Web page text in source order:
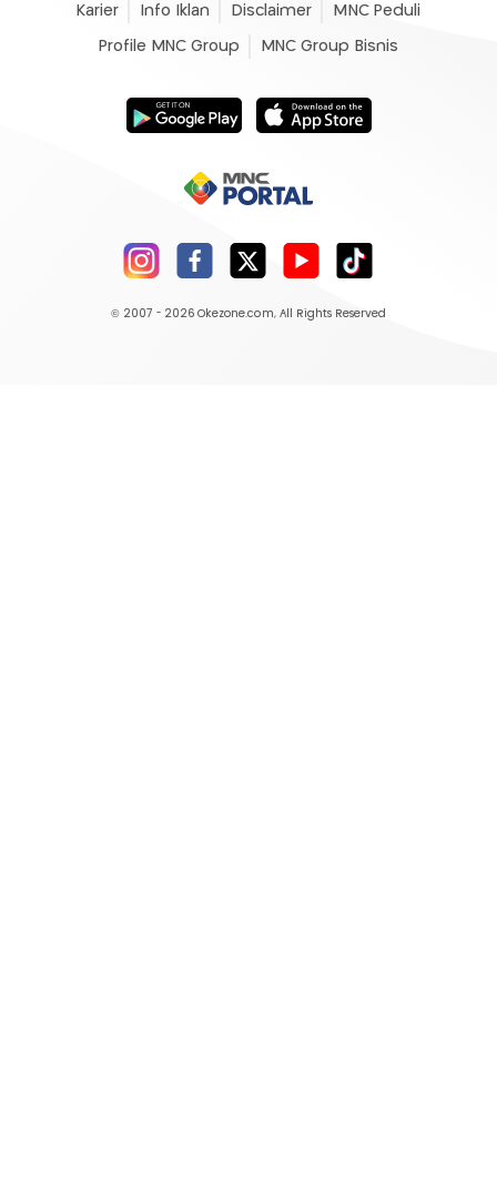
Karier Info Iklan Disclaimer MNC Peduli
Profile MNC Group MNC Group Bisnis
© 2007 - 2026 Okezone.com, All Rights Reserved